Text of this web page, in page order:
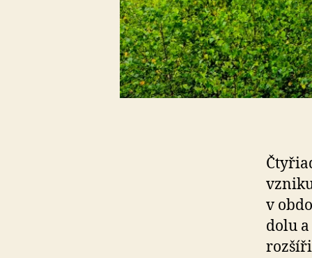
v
dolu